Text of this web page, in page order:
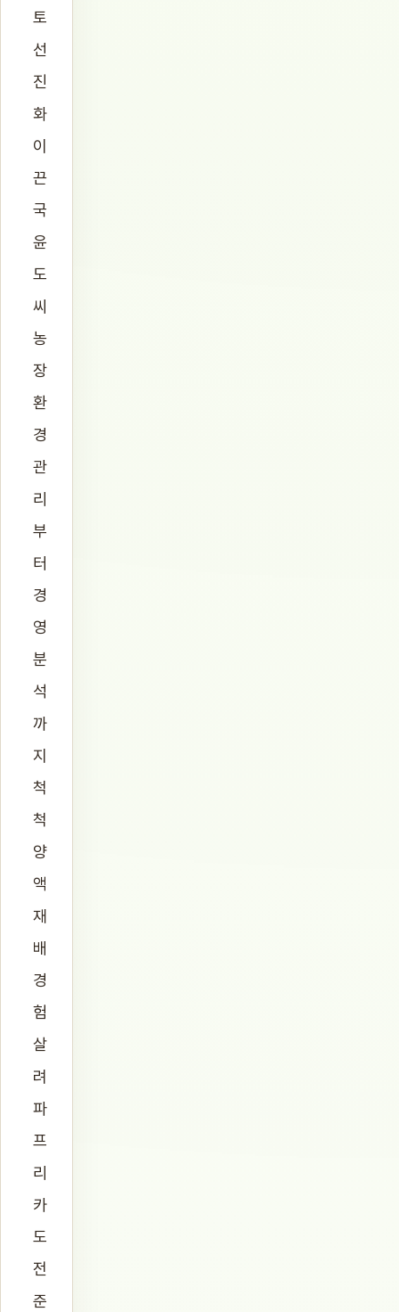
토
선
진
화
이
끈
국
윤
도
씨
농
장
환
경
관
리
부
터
경
영
분
석
까
지
척
척
양
액
재
배
경
험
살
려
파
프
리
카
도
전
준